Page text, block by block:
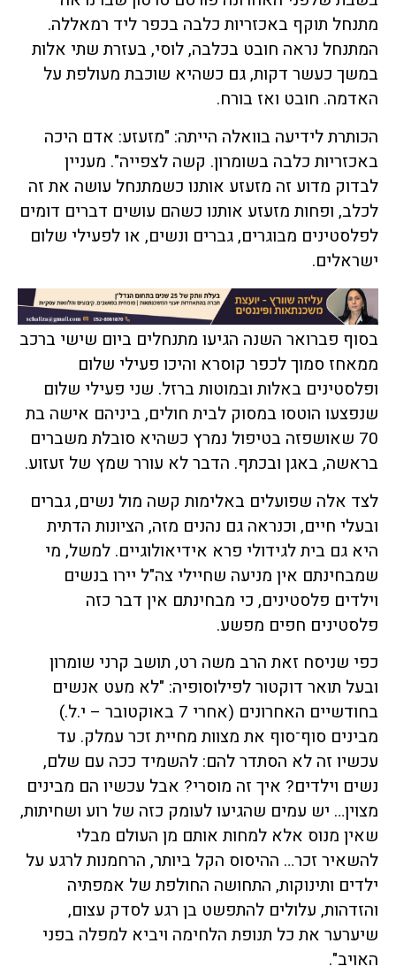
מתנחל תוקף באכזריות כלבה בכפר ליד רמאללה.
המתנחל נראה חובט בכלבה, לוסי, בעזרת שתי אלות
במשך כעשר דקות, גם כשהיא שוכבת מעולפת על
האדמה. חובט ואז בורח.
הכותרת לידיעה בוואלה הייתה: "מזעזע: אדם היכה
באכזריות כלבה בשומרון. קשה לצפייה". מעניין
לבדוק מדוע זה מזעזע אותנו כשמתנחל עושה את זה
לכלב, ופחות מזעזע אותנו כשהם עושים דברים דומים
לפלסטינים מבוגרים, גברים ונשים, או לפעילי שלום
ישראלים.
בסוף פברואר השנה הגיעו מתנחלים ביום שישי ברכב
ממאחז סמוך לכפר קוסרא והיכו פעילי שלום
ופלסטינים באלות ובמוטות ברזל. שני פעילי שלום
שנפצעו הוטסו במסוק לבית חולים, ביניהם אישה בת
70 שאושפזה בטיפול נמרץ כשהיא סובלת משברים
בראשה, באגן ובכתף. הדבר לא עורר שמץ של זעזוע.
לצד אלה שפועלים באלימות קשה מול נשים, גברים
ובעלי חיים, וכנראה גם נהנים מזה, הציונות הדתית
היא גם בית לגידולי פרא אידיאולוגיים. למשל, מי
שמבחינתם אין מניעה שחיילי צה"ל יירו בנשים
וילדים פלסטינים, כי מבחינתם אין דבר כזה
פלסטינים חפים מפשע.
כפי שניסח זאת הרב משה רט, תושב קרני שומרון
ובעל תואר דוקטור לפילוסופיה: "לא מעט אנשים
בחודשיים האחרונים (אחרי 7 באוקטובר – י.ל.)
מבינים סוף־סוף את מצוות מחיית זכר עמלק. עד
עכשיו זה לא הסתדר להם: להשמיד ככה עם שלם,
נשים וילדים? איך זה מוסרי? אבל עכשיו הם מבינים
מצוין… יש עמים שהגיעו לעומק כזה של רוע ושחיתות,
שאין מנוס אלא למחות אותם מן העולם מבלי
להשאיר זכר… ההיסוס הקל ביותר, הרחמנות לרגע על
ילדים ותינוקות, התחושה החולפת של אמפתיה
והזדהות, עלולים להתפשט בן רגע לסדק עצום,
שיערער את כל תנופת הלחימה ויביא למפלה בפני
האויב".